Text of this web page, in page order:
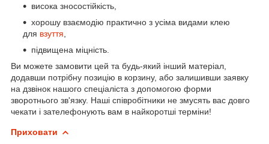
висока зносостійкість,
хорошу взаємодію практично з усіма видами клею
для взуття
підвищена міцність.
Ви можете замовити цей та будь-який інший матеріал,
додавши потрібну позицію в корзину, або залишивши заявку
на дзвінок нашого спеціаліста з допомогою форми
зворотнього зв'язку. Наші співробітники не змусять вас довго
чекати і зателефонують вам в найкоротші терміни!
Приховати